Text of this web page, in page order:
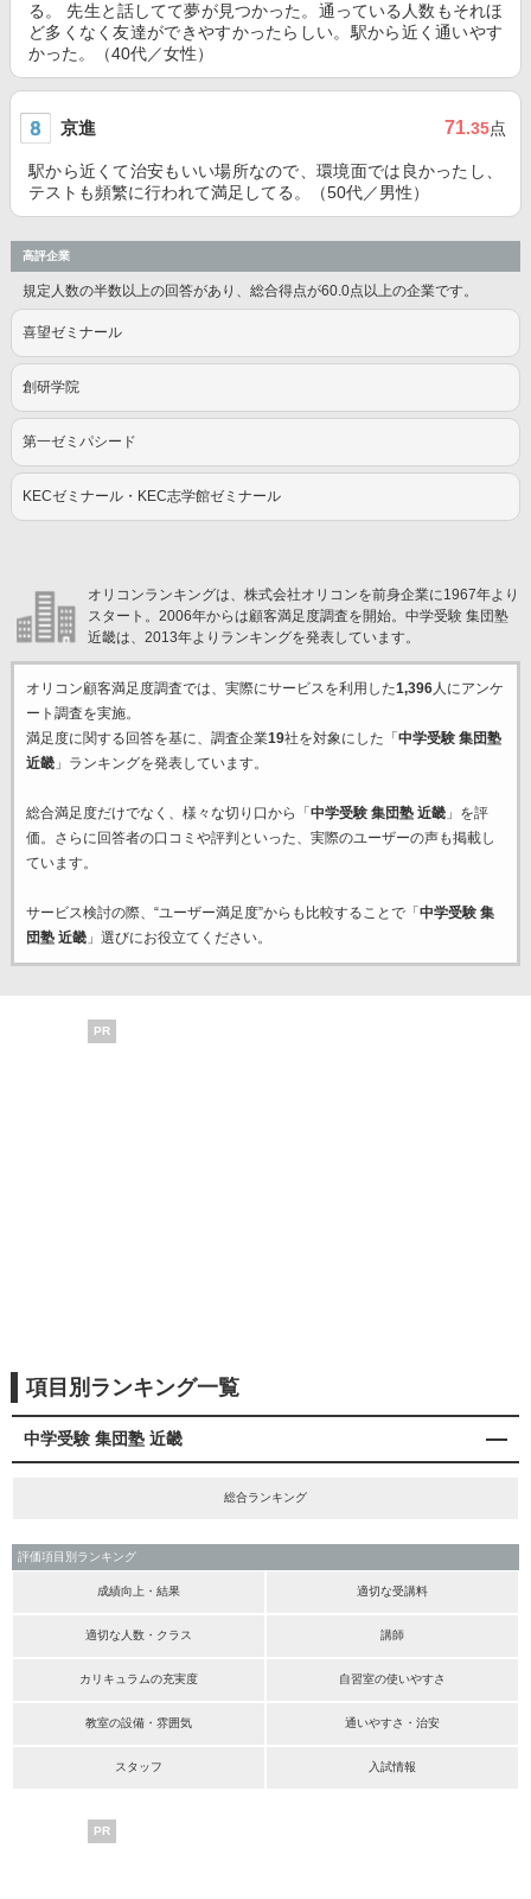
る。 先生と話してて夢が見つかった。通っている人数もそれほ
ど多くなく友達ができやすかったらしい。駅から近く通いやす
かった。（40代／女性）
京進 71.35点
駅から近くて治安もいい場所なので、環境面では良かったし、
テストも頻繁に行われて満足してる。（50代／男性）
高評企業
規定人数の半数以上の回答があり、総合得点が60.0点以上の企業です。
喜望ゼミナール
創研学院
第一ゼミパシード
KECゼミナール・KEC志学館ゼミナール
オリコンランキングは、株式会社オリコンを前身企業に1967年より
スタート。2006年からは顧客満足度調査を開始。中学受験 集団塾
近畿は、2013年よりランキングを発表しています。
オリコン顧客満足度調査では、実際にサービスを利用した1,396人にアンケ
ート調査を実施。
満足度に関する回答を基に、調査企業19社を対象にした「 中学受験 集団塾
近畿」ランキングを発表しています。
総合満足度だけでなく、様々な切り口から「 中学受験 集団塾 近畿」を評
価。さらに回答者の口コミや評判といった、実際のユーザーの声も掲載し
ています。
サービス検討の際、“ユーザー満足度”からも比較することで「 中学受験 集
団塾 近畿」選びにお役立てください。
PR
項目別ランキング一覧
中学受験 集団塾 近畿
総合ランキング
評価項目別ランキング
成績向上・結果 適切な受講料
適切な人数・クラス 講師
カリキュラムの充実度 自習室の使いやすさ
教室の設備・雰囲気 通いやすさ・治安
スタッフ 入試情報
PR